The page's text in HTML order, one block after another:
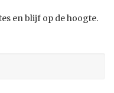
en blijf op de hoogte.